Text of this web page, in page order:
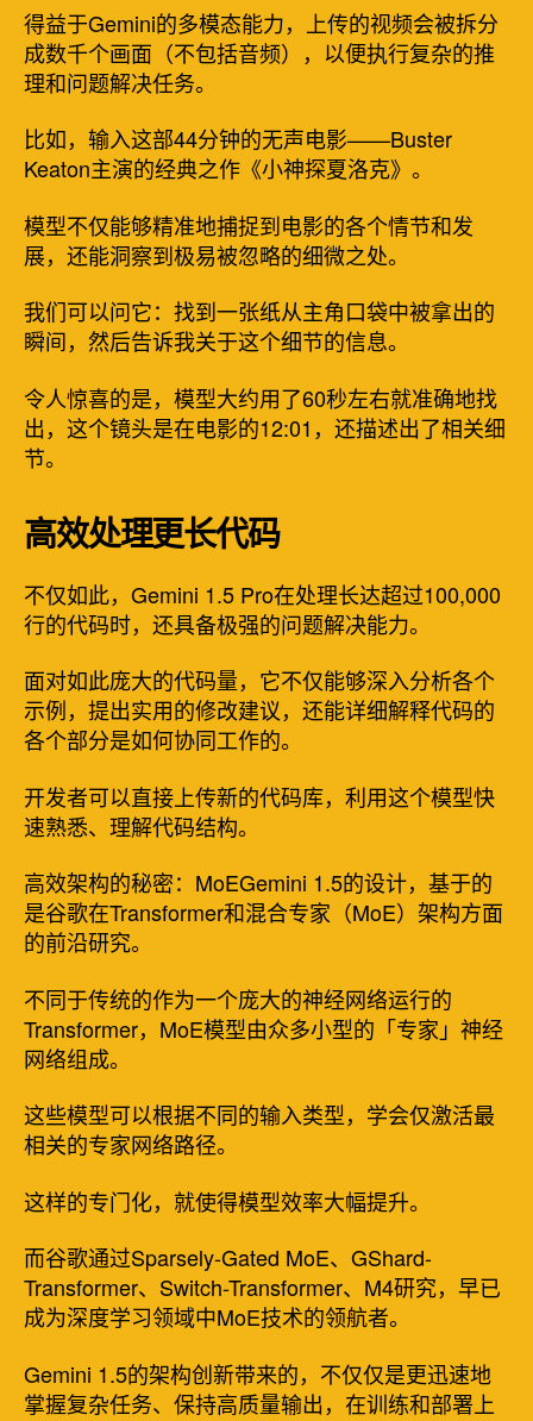
得益于Gemini的多模态能力，上传的视频会被拆分
成数千个画面（不包括音频），以便执行复杂的推
理和问题解决任务。
比如，输入这部44分钟的无声电影——Buster
Keaton主演的经典之作《小神探夏洛克》。
模型不仅能够精准地捕捉到电影的各个情节和发
展，还能洞察到极易被忽略的细微之处。
我们可以问它：找到一张纸从主角口袋中被拿出的
瞬间，然后告诉我关于这个细节的信息。
令人惊喜的是，模型大约用了60秒左右就准确地找
出，这个镜头是在电影的12:01，还描述出了相关细
节。
高效处理更长代码
不仅如此，Gemini 1.5 Pro在处理长达超过100,000
行的代码时，还具备极强的问题解决能力。
面对如此庞大的代码量，它不仅能够深入分析各个
示例，提出实用的修改建议，还能详细解释代码的
各个部分是如何协同工作的。
开发者可以直接上传新的代码库，利用这个模型快
速熟悉、理解代码结构。
高效架构的秘密：MoEGemini 1.5的设计，基于的
是谷歌在Transformer和混合专家（MoE）架构方面
的前沿研究。
不同于传统的作为一个庞大的神经网络运行的
Transformer，MoE模型由众多小型的「专家」神经
网络组成。
这些模型可以根据不同的输入类型，学会仅激活最
相关的专家网络路径。
这样的专门化，就使得模型效率大幅提升。
而谷歌通过Sparsely-Gated MoE、GShard-
Transformer、Switch-Transformer、M4研究，早已
成为深度学习领域中MoE技术的领航者。
Gemini 1.5的架构创新带来的，不仅仅是更迅速地
掌握复杂任务、保持高质量输出，在训练和部署上